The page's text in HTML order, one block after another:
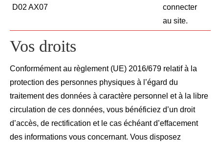
D02 AX07
connecter
au site.
Vos droits
Conformément au règlement (UE) 2016/679 relatif à la
protection des personnes physiques à l’égard du
traitement des données à caractère personnel et à la libre
circulation de ces données, vous bénéficiez d’un droit
d’accès, de rectification et le cas échéant d’effacement
des informations vous concernant. Vous disposez